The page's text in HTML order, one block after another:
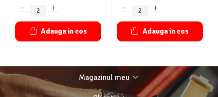
Adauga in cos Adauga in cos
Magazinul meu